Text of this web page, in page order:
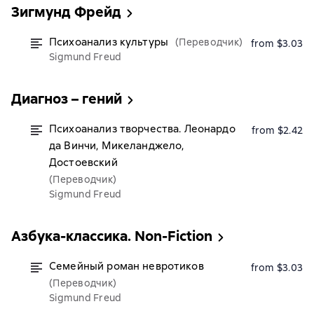
Зигмунд Фрейд
Психоанализ культуры
(Переводчик)
Sigmund Freud
from $3.03
Диагноз – гений
Психоанализ творчества. Леонардо
да Винчи, Микеланджело,
Достоевский
(Переводчик)
Sigmund Freud
from $2.42
Азбука-классика. Non-Fiction
Семейный роман невротиков
(Переводчик)
Sigmund Freud
from $3.03